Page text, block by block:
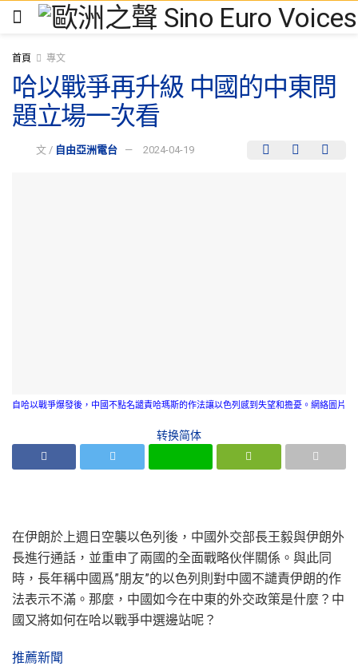
首頁 專文
哈以戰爭再升級 中國的中東問
題立場一次看
文 / 自由亞洲電台 2024-04-19
自哈以戰爭爆發後，中國不點名譴責哈瑪斯的作法讓以色列感到失望和擔憂。網絡圖片
转换简体
在伊朗於上週日空襲以色列後，中國外交部長王毅與伊朗外
長進行通話，並重申了兩國的全面戰略伙伴關係。與此同
時，長年稱中國爲”朋友”的以色列則對中國不譴責伊朗的作
法表示不滿。那麼，中國如今在中東的外交政策是什麼？中
國又將如何在哈以戰爭中選邊站呢？
推薦新聞